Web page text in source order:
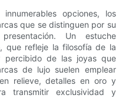
opciones, los
que se distinguen por su
Un estuche
que refleje la filosofía de la
percibido de las joyas que
de lujo suelen emplear
relieve, detalles en oro y
transmitir exclusividad y